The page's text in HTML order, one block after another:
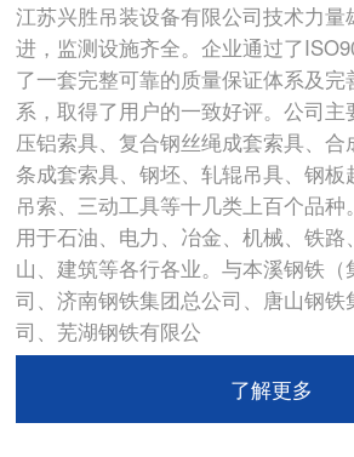
江苏兴胜吊装设备有限公司技术力
进，监测设施齐全。企业通过了
了一套完整可靠的质量保证体系及完
系，取得了用户的一致好评。公司
压铝索具、复合钢丝绳成套索具、合
条成套索具、钢坯、轧辊吊具、钢
吊索、三动工具等十几类上百个品
用于石油、电力、冶金、机械、铁
山、建筑等各行各业。与本溪钢铁（
司、济南钢铁集团总公司、唐山钢铁
司、芜湖钢铁有限公
了解更多